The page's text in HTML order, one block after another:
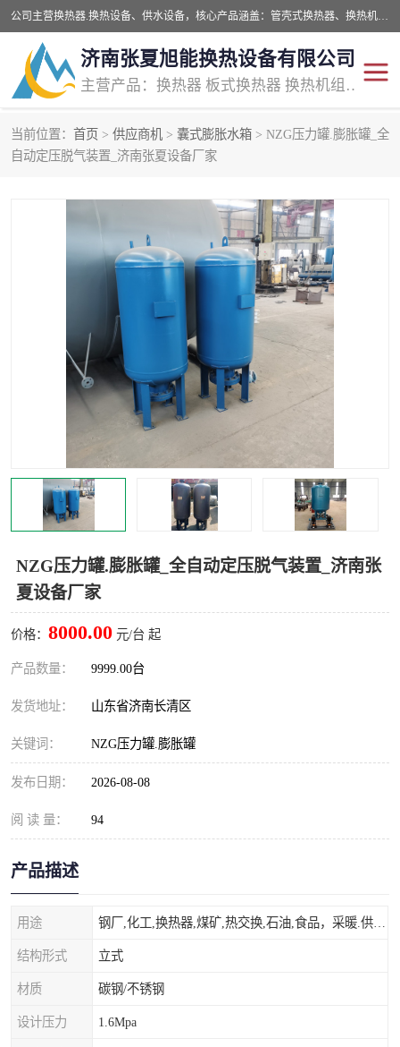
公司主营换热器.换热设备、供水设备，核心产品涵盖：管壳式换热器、换热机组、不锈钢组合式水箱、水处理设备等，提供非标设备集生产、销售、安装一体化服务，可满足全国酒店、学校、医院、商业综合体、工业项目等多场景换热与供水需求。
济南张夏旭能换热设备有限公司
主营产品：换热器 板式换热器 换热机组 供水设备 水处理设备
当前位置： 首页 > 供应商机 > 囊式膨胀水箱 > NZG压力罐.膨胀罐_全
自动定压脱气装置_济南张夏设备厂家
NZG压力罐.膨胀罐_全自动定压脱气装置_济南张
夏设备厂家
价格： 8000.00 元/台 起
产品数量： 9999.00台
发货地址： 山东省济南长清区
关键词： NZG压力罐.膨胀罐
发布日期： 2026-08-08
阅 读 量： 94
产品描述
用途
结构形式 立式
材质 碳钢/不锈钢
设计压力 1.6Mpa
管壳式换热器
汽水换热机组 板式换热设备
定压补水装置
水处理器设备
智能供水设备
非标加工设备